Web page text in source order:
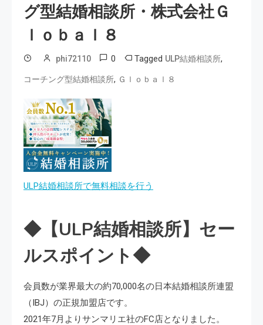
グ型結婚相談所・株式会社Ｇ
Ｌｏｂａｌ８
phi72110 0 Tagged ULP結婚相談所,
コーチング型結婚相談所, Ｇｌｏｂａｌ８
ULP結婚相談所で無料相談を行う
◆【ULP結婚相談所】セー
ルスポイント◆
会員数が業界最大の約70,000名の日本結婚相談所連盟
（IBJ）の正規加盟店です。
2021年7月よりサンマリエ社のFC店となりました。